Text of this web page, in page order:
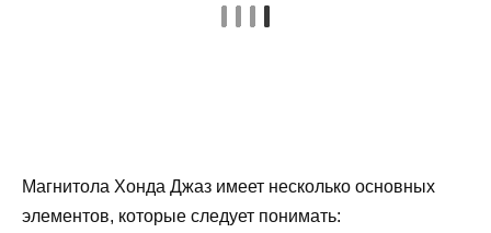
Магнитола Хонда Джаз имеет несколько основных
элементов, которые следует понимать: